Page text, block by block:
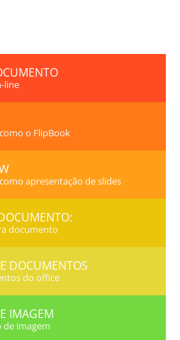
line
o FlipBook
apresentação de slides
documento
DOCUMENTOS
do office
IMAGEM
imagem